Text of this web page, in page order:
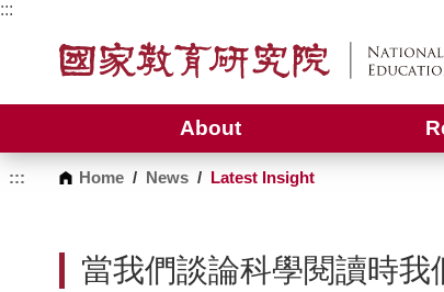
G
o
:::
About
::: Home / News / Latest Insight
當我們談論科學閱讀時我